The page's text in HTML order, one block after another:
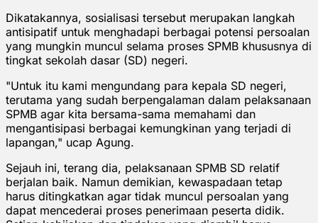
Dikatakannya, sosialisasi tersebut merupakan langkah
antisipatif untuk menghadapi berbagai potensi persoalan
yang mungkin muncul selama proses SPMB khususnya di
tingkat sekolah dasar (SD) negeri.
"Untuk itu kami mengundang para kepala SD negeri,
terutama yang sudah berpengalaman dalam pelaksanaan
SPMB agar kita bersama-sama memahami dan
mengantisipasi berbagai kemungkinan yang terjadi di
lapangan," ucap Agung.
Sejauh ini, terang dia, pelaksanaan SPMB SD relatif
berjalan baik. Namun demikian, kewaspadaan tetap
harus ditingkatkan agar tidak muncul persoalan yang
dapat mencederai proses penerimaan peserta didik.